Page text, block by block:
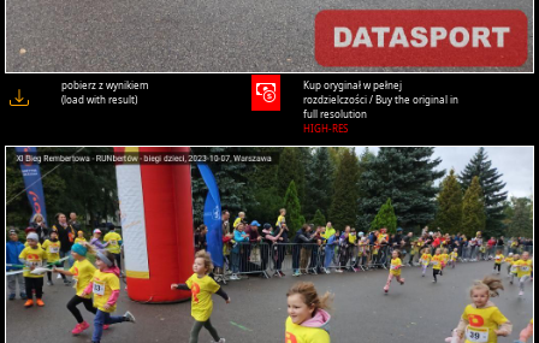
pobierz z wynikiem
(load with result)
Kup oryginał w pełnej
rozdzielczości / Buy the original in
full resolution
HIGH-RES